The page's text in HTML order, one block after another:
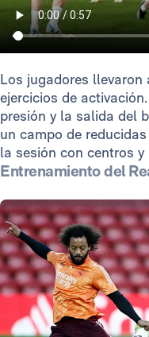
Los jugadores llevaron
ejercicios de
presión y la salida del
un campo de
la sesión con centros
Entrenamiento del